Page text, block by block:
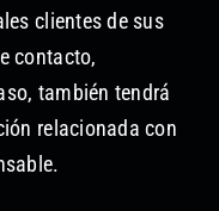
clientes de sus
contacto,
también tendrá
relacionada con